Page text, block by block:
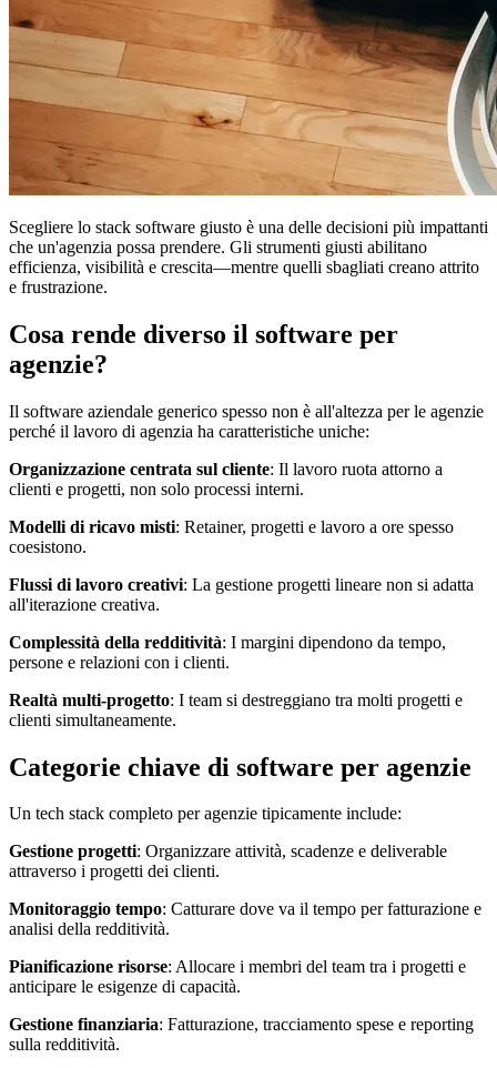
Scegliere lo stack software giusto è una delle decisioni più impattanti
che un'agenzia possa prendere. Gli strumenti giusti abilitano
efficienza, visibilità e crescita—mentre quelli sbagliati creano attrito
e frustrazione.
Cosa rende diverso il software per
agenzie?
Il software aziendale generico spesso non è all'altezza per le agenzie
perché il lavoro di agenzia ha caratteristiche uniche:
Organizzazione centrata sul cliente: Il lavoro ruota attorno a
clienti e progetti, non solo processi interni.
Modelli di ricavo misti: Retainer, progetti e lavoro a ore spesso
coesistono.
Flussi di lavoro creativi: La gestione progetti lineare non si adatta
all'iterazione creativa.
Complessità della redditività: I margini dipendono da tempo,
persone e relazioni con i clienti.
Realtà multi-progetto: I team si destreggiano tra molti progetti e
clienti simultaneamente.
Categorie chiave di software per agenzie
Un tech stack completo per agenzie tipicamente include:
Gestione progetti: Organizzare attività, scadenze e deliverable
attraverso i progetti dei clienti.
Monitoraggio tempo: Catturare dove va il tempo per fatturazione e
analisi della redditività.
Pianificazione risorse: Allocare i membri del team tra i progetti e
anticipare le esigenze di capacità.
Gestione finanziaria: Fatturazione, tracciamento spese e reporting
sulla redditività.